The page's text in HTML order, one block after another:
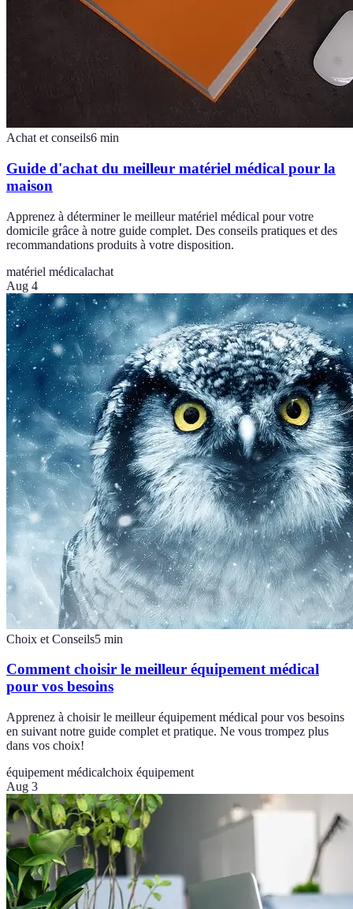
Achat et conseils6 min
Guide d'achat du meilleur matériel médical pour la
maison
Apprenez à déterminer le meilleur matériel médical pour votre
domicile grâce à notre guide complet. Des conseils pratiques et des
recommandations produits à votre disposition.
matériel médicalachat
Aug 4
Choix et Conseils5 min
Comment choisir le meilleur équipement médical
pour vos besoins
Apprenez à choisir le meilleur équipement médical pour vos besoins
en suivant notre guide complet et pratique. Ne vous trompez plus
dans vos choix!
équipement médicalchoix équipement
Aug 3